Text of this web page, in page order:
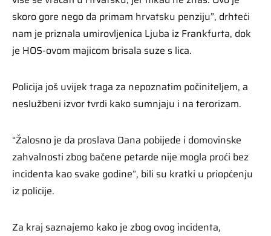
skoro gore nego da primam hrvatsku penziju”, drhteći
nam je priznala umirovljenica Ljuba iz Frankfurta, dok
je HOS-ovom majicom brisala suze s lica.
Policija još uvijek traga za nepoznatim počiniteljem, a
neslužbeni izvor tvrdi kako sumnjaju i na terorizam.
“Žalosno je da proslava Dana pobijede i domovinske
zahvalnosti zbog bačene petarde nije mogla proći bez
incidenta kao svake godine”, bili su kratki u priopćenju
iz policije.
Za kraj saznajemo kako je zbog ovog incidenta,